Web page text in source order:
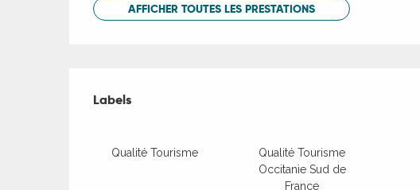
AFFICHER TOUTES LES PRESTATIONS
Offres de prestations
Labels
Labels
Qualité Tourisme
Qualité Tourisme
Occitanie Sud de
France